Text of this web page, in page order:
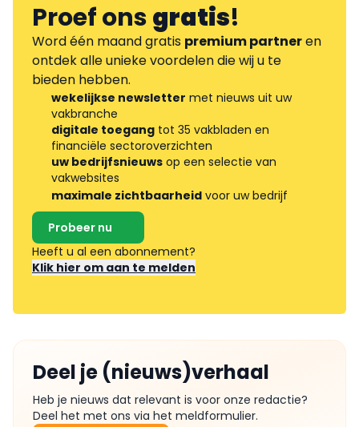
Proef onsgratis!
Word één maand gratis premium partneren
ontdek alle unieke voordelen die wij u te
bieden hebben.
wekelijkse newsletter met nieuws uit uw
vakbranche
digitale toegang tot 35 vakbladen en
financiële sectoroverzichten
uw bedrijfsnieuws op een selectie van
vakwebsites
maximale zichtbaarheid voor uw bedrijf
Probeer nu
Heeft u al een abonnement?
Klik hier om aan te melden
Deel je (nieuws)verhaal
Heb je nieuws dat relevant is voor onze redactie?
Deel het met ons via het meldformulier.